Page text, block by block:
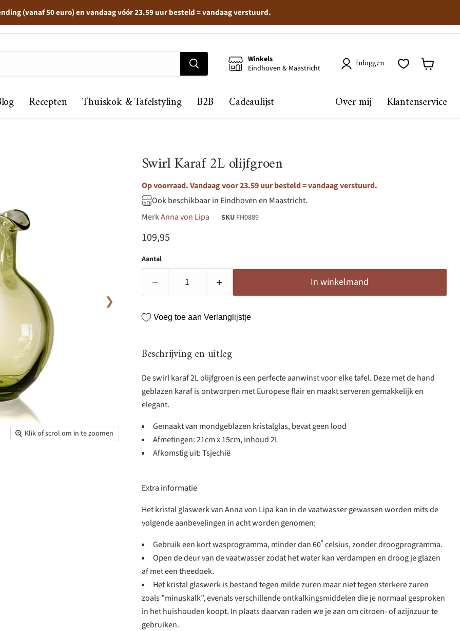
(vanaf 50 euro) en vandaag vóór 23.59 uur besteld = vandaag verstuurd.
Winkels
Eindhoven & Maastricht
Inloggen
Recepten Thuiskok & Tafelstyling B2B Cadeaulijst Over mij Klantenservice
Klik of scrol om in te zoomen
❯
Swirl Karaf 2L olijfgroen
Op voorraad. Vandaag voor 23.59 uur besteld = vandaag verstuurd.
Ook beschikbaar in Eindhoven en Maastricht.
MerkAnna von Lipa SKU FH0889
Huidige prijs
109,95
Aantal
In winkelmand
Voeg toe aan Verlanglijstje
Beschrijving en uitleg
De swirl karaf 2L olijfgroen is een perfecte aanwinst voor elke tafel. Deze met de hand
geblazen karaf is ontworpen met Europese flair en maakt serveren gemakkelijk en
elegant.
Gemaakt van mondgeblazen kristalglas, bevat geen lood
Afmetingen: 21cm x 15cm, inhoud 2L
Afkomstig uit: Tsjechië
Extra informatie
Het kristal glaswerk van Anna von Lipa kan in de vaatwasser gewassen worden mits de
volgende aanbevelingen in acht worden genomen:
Gebruik een kort wasprogramma, minder dan 60˚ celsius, zonder droogprogramma.
Open de deur van de vaatwasser zodat het water kan verdampen en droog je glazen
af ​​met een theedoek.
Het kristal glaswerk is bestand tegen milde zuren maar niet tegen sterkere zuren
zoals ”minuskalk”, evenals verschillende ontkalkingsmiddelen die je normaal gesproken
in het huishouden koopt. In plaats daarvan raden we je aan om citroen- of azijnzuur te
gebruiken.